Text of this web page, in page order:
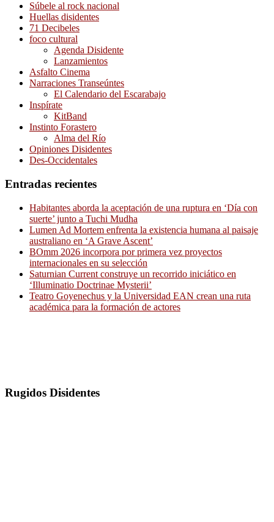
Súbele al rock nacional
Huellas disidentes
71 Decibeles
foco cultural
Agenda Disidente
Lanzamientos
Asfalto Cinema
Narraciones Transeúntes
El Calendario del Escarabajo
Inspírate
KitBand
Instinto Forastero
Alma del Río
Opiniones Disidentes
Des-Occidentales
Entradas recientes
Habitantes aborda la aceptación de una ruptura en ‘Día con
suerte’ junto a Tuchi Mudha
Lumen Ad Mortem enfrenta la existencia humana al paisaje
australiano en ‘A Grave Ascent’
BOmm 2026 incorpora por primera vez proyectos
internacionales en su selección
Saturnian Current construye un recorrido iniciático en
‘Illuminatio Doctrinae Mysterii’
Teatro Goyenechus y la Universidad EAN crean una ruta
académica para la formación de actores
Rugidos Disidentes